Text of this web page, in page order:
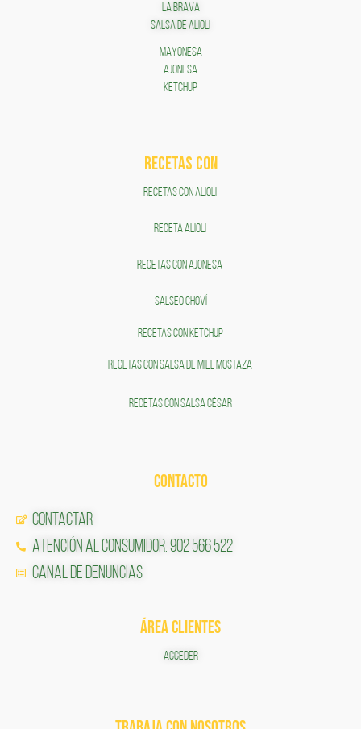
LA BRAVA
SALSA DE ALIOLI
MAYONESA
AJONESA
KETCHUP
RECETAS COn
RECETAS CON ALIOLI
RECETA ALIOLI
RECETAS CON AJONESA
SALSEO CHOVÍ
RECETAS CON KETCHUP
RECETAS CON SALSA DE MIEL MOSTAZA
RECETAS CON SALSA CÉSAR
CONTACTO
Contactar
Atención al Consumidor: 902 566 522
Canal de Denuncias
ÁREA CLIENTES
ACCEDER